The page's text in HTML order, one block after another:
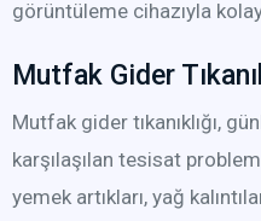
görüntüleme cihazıyla
Mutfak Gider
Mutfak gider tıkanıklığı,
karşılaşılan tesisat
yemek artıkları, yağ